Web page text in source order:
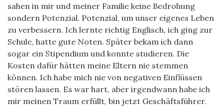
sahen in mir und meiner Familie keine Bedrohung
sondern Potenzial. Potenzial, um unser eigenes Leben
zu verbessern. Ich lernte richtig Englisch, ich ging zur
Schule, hatte gute Noten. Später bekam ich dann
sogar ein Stipendium und konnte studieren. Die
Kosten dafür hätten meine Eltern nie stemmen
können. Ich habe mich nie von negativen Einflüssen
stören lassen. Es war hart, aber irgendwann habe ich
mir meinen Traum erfüllt, bin jetzt Geschäftsführer.